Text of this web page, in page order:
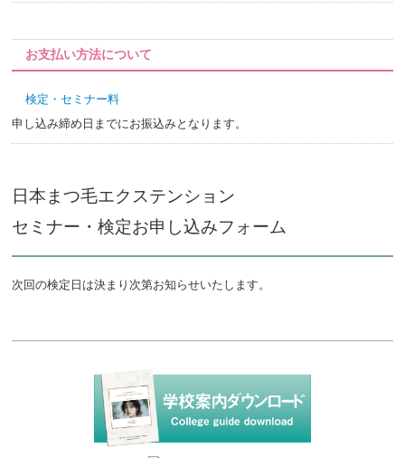
お支払い方法について
検定・セミナー料
申し込み締め日までにお振込みとなります。
日本まつ毛エクステンション
セミナー・検定お申し込みフォーム
次回の検定日は決まり次第お知らせいたします。